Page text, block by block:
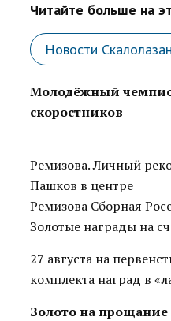
Читайте больше на
Новости
Молодёжный
скоростников
Ремизова. Личный
Пашков в центре
Ремизова Сборная
Золотые награды на
27 августа на
комплекта наград в
Золото на прощание